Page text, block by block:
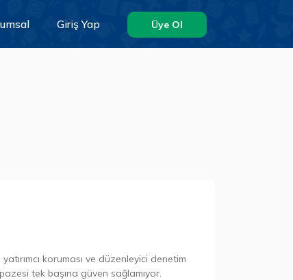
Giriş Yap Üye Ol
koruması ve düzenleyici denetim
tek başına güven sağlamıyor.